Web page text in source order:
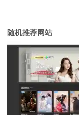
随机推荐网站